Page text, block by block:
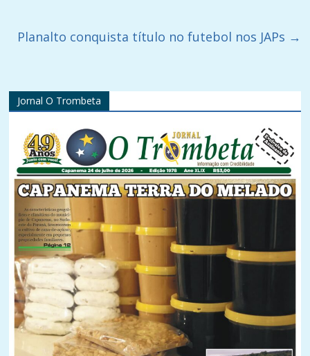
Planalto conquista título no futebol nos JAPs →
Jornal O Trombeta